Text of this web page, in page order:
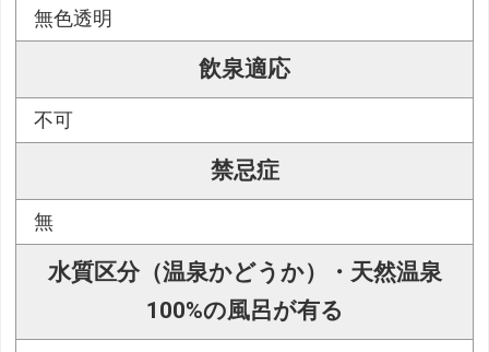
無色透明
飲泉適応
不可
禁忌症
無
水質区分（温泉かどうか）・天然温泉
100%の風呂が有る